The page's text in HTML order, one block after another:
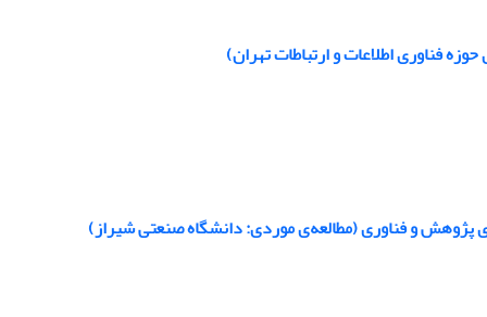
فناوری اطلاعات و ارتباطات تهران)
پژوهش و فناوری (مطالعه‌ی موردی: دانشگاه صنعتی شیراز)